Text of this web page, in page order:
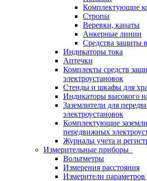
Комплектующие
Стропы
Веревки, канаты
Анкерные линии
Средства защиты
Индикаторы тока
Аптечки
Комплекты средств
электроустановок
Стенды и шкафы для
Индикаторы высокого
Заземлители для
электроустановок
Комплектующие
передвижных
Журналы учета и
Измерительные приборы
Вольтметры
Измерения расстояния
Измерители